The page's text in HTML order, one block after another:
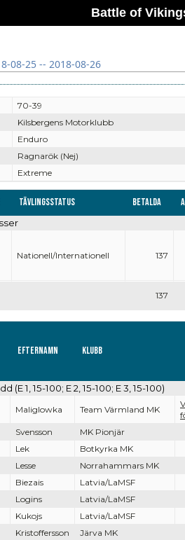
Battle of
08-25 -- 2018-08-26
70-39
Kilsbergens Motorklubb
Enduro
Ragnarök (Nej)
Extreme
Tävlingsstatus Betalda
137
Nationell/Internationell 137
Efternamn Klubb
(E 1, 15-100; E 2, 15-100; E 3, 15-100)
Maliglowka Team Värmland MK
Svensson
MK Pionjär
Lek
Botkyrka MK
Lesse
Norrahammars MK
Biezais
Latvia/LaMSF
Logins
Latvia/LaMSF
Kukojs
Latvia/LaMSF
Kristoffersson Järva MK